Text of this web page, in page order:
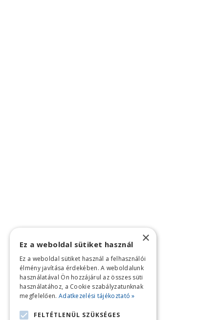
×
Ez a weboldal sütiket használ
Ez a weboldal sütiket használ a felhasználói
élmény javítása érdekében. A weboldalunk
használatával Ön hozzájárul az összes süti
használatához, a Cookie szabályzatunknak
megfelelően. Adatkezelési tájékoztató »
FELTÉTLENÜL SZÜKSÉGES